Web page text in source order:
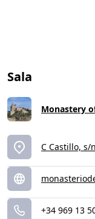
Sala
Monastery
C Castillo, s/
+34 969 13